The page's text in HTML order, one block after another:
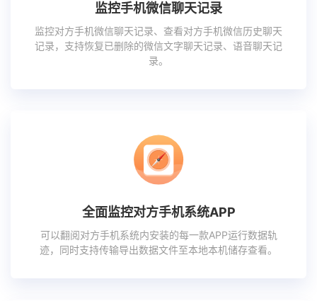
监控手机微信聊天记录
监控对方手机微信聊天记录、查看对方手机微信历史聊天
记录，支持恢复已删除的微信文字聊天记录、语音聊天记
录。
全面监控对方手机系统APP
可以翻阅对方手机系统内安装的每一款APP运行数据轨
迹，同时支持传输导出数据文件至本地本机储存查看。